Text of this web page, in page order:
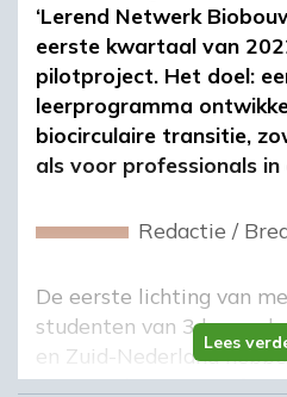
Lees
‘Lerend Netwerk
eerste kwartaal van
pilotproject. Het doel:
leerprogramma
biocirculaire transitie,
als voor professionals in
Redactie /
De eerste lichting van
studenten van 3
en Zuid-Nederland
eerste pilotproject